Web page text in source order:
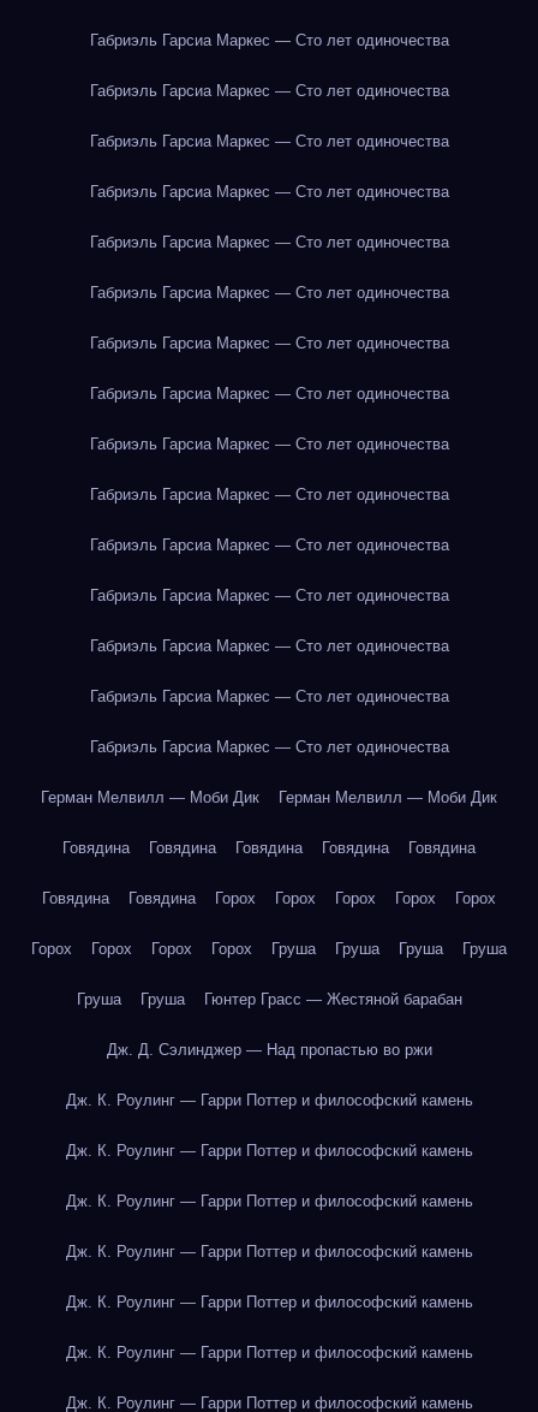
Габриэль Гарсиа Маркес — Сто лет одиночества
Габриэль Гарсиа Маркес — Сто лет одиночества
Габриэль Гарсиа Маркес — Сто лет одиночества
Габриэль Гарсиа Маркес — Сто лет одиночества
Габриэль Гарсиа Маркес — Сто лет одиночества
Габриэль Гарсиа Маркес — Сто лет одиночества
Габриэль Гарсиа Маркес — Сто лет одиночества
Габриэль Гарсиа Маркес — Сто лет одиночества
Габриэль Гарсиа Маркес — Сто лет одиночества
Габриэль Гарсиа Маркес — Сто лет одиночества
Габриэль Гарсиа Маркес — Сто лет одиночества
Габриэль Гарсиа Маркес — Сто лет одиночества
Габриэль Гарсиа Маркес — Сто лет одиночества
Габриэль Гарсиа Маркес — Сто лет одиночества
Габриэль Гарсиа Маркес — Сто лет одиночества
Герман Мелвилл — Моби Дик Герман Мелвилл — Моби Дик
Говядина Говядина Говядина Говядина Говядина
Говядина Говядина Горох Горох Горох Горох Горох
Горох Горох Горох Горох Груша Груша Груша Груша
Груша Груша Гюнтер Грасс — Жестяной барабан
Дж. Д. Сэлинджер — Над пропастью во ржи
Дж. К. Роулинг — Гарри Поттер и философский камень
Дж. К. Роулинг — Гарри Поттер и философский камень
Дж. К. Роулинг — Гарри Поттер и философский камень
Дж. К. Роулинг — Гарри Поттер и философский камень
Дж. К. Роулинг — Гарри Поттер и философский камень
Дж. К. Роулинг — Гарри Поттер и философский камень
Дж. К. Роулинг — Гарри Поттер и философский камень